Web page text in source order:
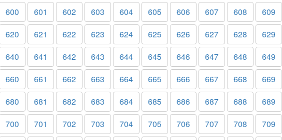
600 601 602 603 604 605 606 607 608
609
620 621 622 623 624 625 626 627 628
629
640 641 642 643 644 645 646 647 648
649
660 661 662 663 664 665 666 667 668
669
680 681 682 683 684 685 686 687 688
689
700 701 702 703 704 705 706 707 708
709